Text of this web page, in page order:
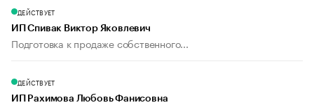
ДЕЙСТВУЕТ
ИП Спивак Виктор Яковлевич
Подготовка к продаже собственного...
ДЕЙСТВУЕТ
ИП Рахимова Любовь Фанисовна